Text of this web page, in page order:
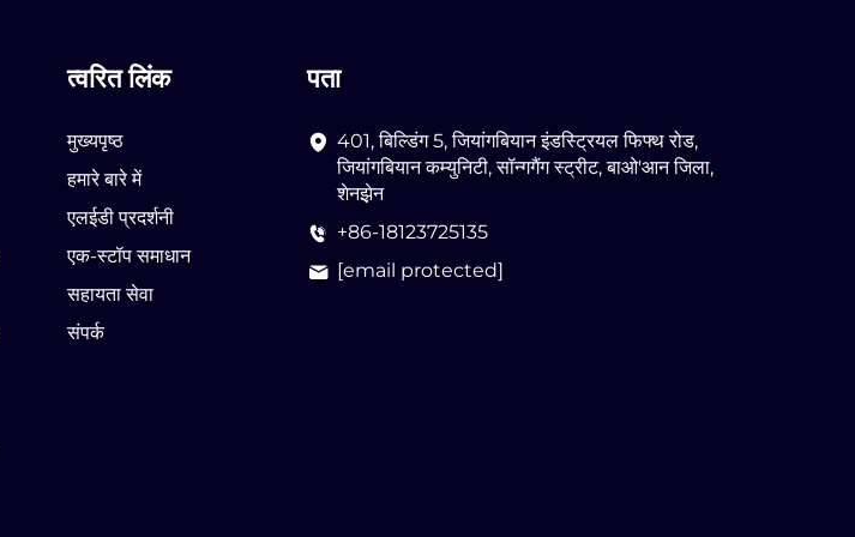
त्वरित लिंक
मुख्यपृष्ठ
हमारे बारे में
एलईडी प्रदर्शनी
एक-स्टॉप समाधान
सहायता सेवा
संपर्क
पता
401, बिल्डिंग 5, जियांगबियान इंडस्ट्रियल फिफ्थ रोड,
जियांगबियान कम्युनिटी, सॉन्गगैंग स्ट्रीट, बाओ'आन जिला,
शेनझ़ेन
+86-18123725135
[email protected]